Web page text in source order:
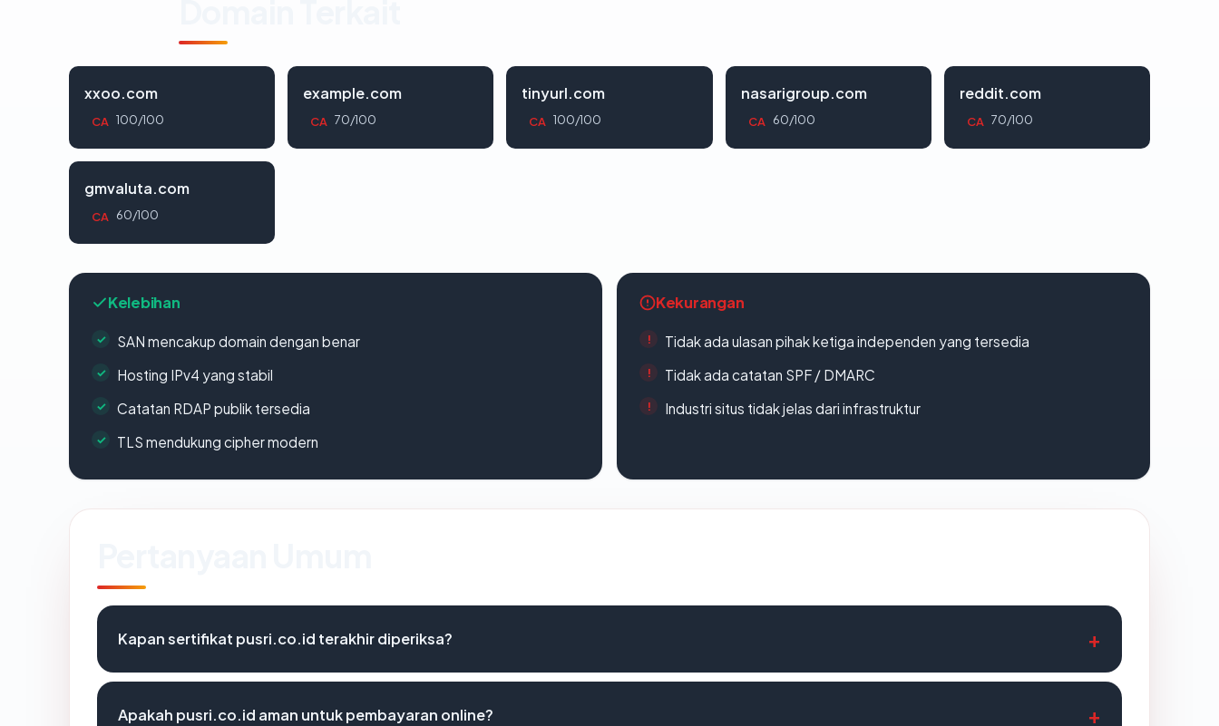
xxoo.com
CA 100/100
example.com
CA 70/100
tinyurl.com
CA 100/100
nasarigroup.com
CA 60/100
reddit.com
CA 70/100
gmvaluta.com
CA 60/100
Kelebihan
SAN mencakup domain dengan benar
Hosting IPv4 yang stabil
Catatan RDAP publik tersedia
TLS mendukung cipher modern
Kekurangan
Tidak ada ulasan pihak ketiga independen yang tersedia
Tidak ada catatan SPF / DMARC
Industri situs tidak jelas dari infrastruktur
Kapan sertifikat pusri.co.id terakhir diperiksa?
Apakah pusri.co.id aman untuk pembayaran online?